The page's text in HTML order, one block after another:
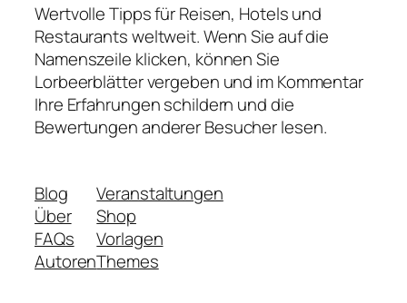
Wertvolle Tipps für Reisen, Hotels und
Restaurants weltweit. Wenn Sie auf die
Namenszeile klicken, können Sie
Lorbeerblätter vergeben und im Kommentar
Ihre Erfahrungen schildern und die
Bewertungen anderer Besucher lesen.
Blog
Über
FAQs
Autoren
Veranstaltungen
Shop
Vorlagen
Themes